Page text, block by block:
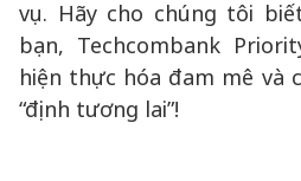
vụ. Hãy cho chúng tôi
bạn, Techcombank
hiện thực hóa đam mê và
“định tương lai”!